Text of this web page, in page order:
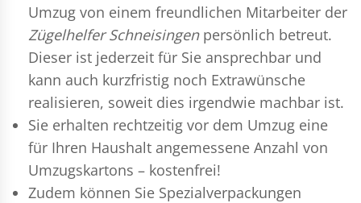
Umzug von einem freundlichen Mitarbeiter der
Zügelhelfer Schneisingenpersönlich betreut.
Dieser ist jederzeit für Sie ansprechbar und
kann auch kurzfristig noch Extrawünsche
realisieren, soweit dies irgendwie machbar ist.
Sie erhalten rechtzeitig vor dem Umzug eine
für Ihren Haushalt angemessene Anzahl von
Umzugskartons – kostenfrei!
Zudem können Sie Spezialverpackungen